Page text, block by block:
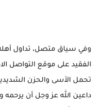
وفي سياق متصل، تداول
الفقيد على موقع التواصل
تحمل الأسى والحزن
داعين الله عز وجل أن